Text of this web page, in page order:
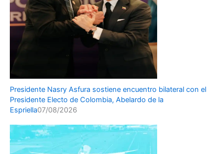
Presidente Nasry Asfura sostiene encuentro bilateral con el
Presidente Electo de Colombia, Abelardo de la
Espriella07/08/2026